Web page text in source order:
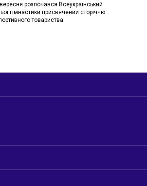
розпочався Всеукраїнський
гімнастики присвячений сторіччю
товариства